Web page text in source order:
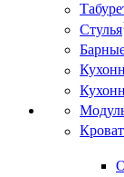
Стулья